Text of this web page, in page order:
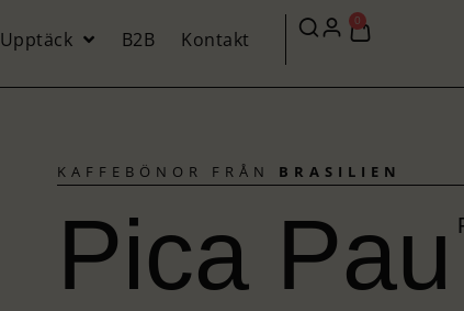
Upptäck B2B Kontakt
0
KAFFEBÖNOR FRÅN BRASILIEN
Pica Pau